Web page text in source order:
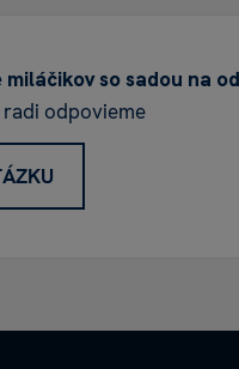
so sadou na
radi odpovieme